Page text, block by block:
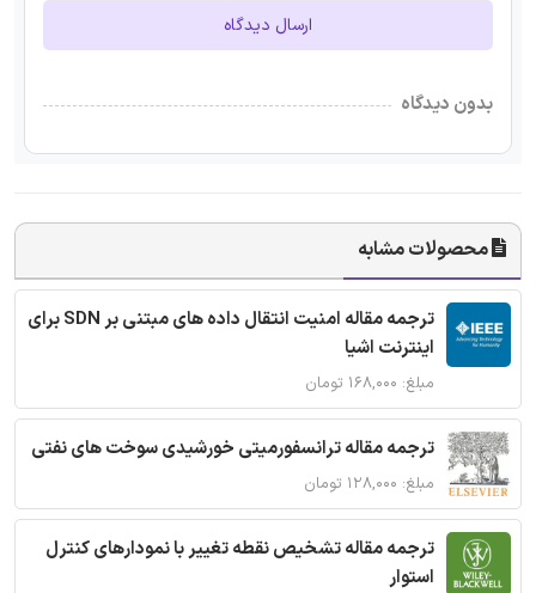
ارسال دیدگاه
بدون دیدگاه
محصولات مشابه
ترجمه مقاله امنیت انتقال داده های مبتنی بر SDN برای
اینترنت اشیا
مبلغ: ۱۶۸,۰۰۰ تومان
ترجمه مقاله ترانسفورمیتی خورشیدی سوخت های نفتی
مبلغ: ۱۲۸,۰۰۰ تومان
ترجمه مقاله تشخیص نقطه تغییر با نمودارهای کنترل
استوار